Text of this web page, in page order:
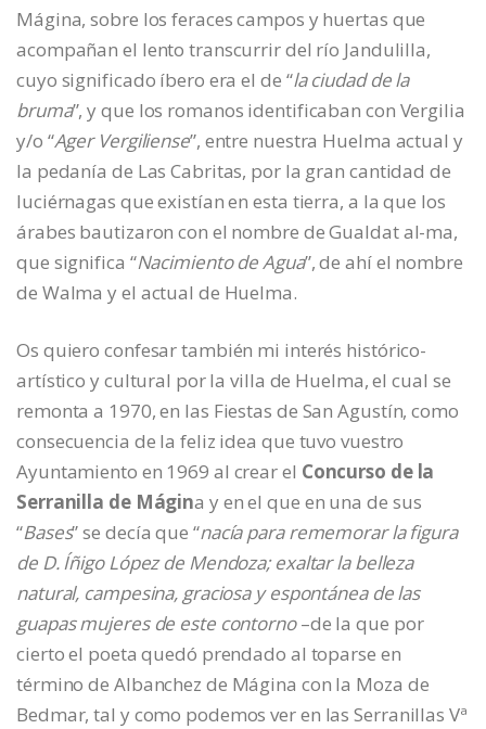
Mágina, sobre los feraces campos y huertas que
acompañan el lento transcurrir del río Jandulilla,
cuyo significado íbero era el de “la ciudad de la
bruma”, y que los romanos identificaban con Vergilia
y/o “Ager Vergiliense”, entre nuestra Huelma actual y
la pedanía de Las Cabritas, por la gran cantidad de
luciérnagas que existían en esta tierra, a la que los
árabes bautizaron con el nombre de Gualdat al-ma,
que significa “Nacimiento de Agua”, de ahí el nombre
de Walma y el actual de Huelma.
Os quiero confesar también mi interés histórico-
artístico y cultural por la villa de Huelma, el cual se
remonta a 1970, en las Fiestas de San Agustín, como
consecuencia de la feliz idea que tuvo vuestro
Ayuntamiento en 1969 al crear el Concurso de la
Serranilla de Mágina y en el que en una de sus
“Bases” se decía que “nacía para rememorar la figura
de D. Íñigo López de Mendoza; exaltar la belleza
natural, campesina, graciosa y espontánea de las
guapas mujeres de este contorno–de la que por
cierto el poeta quedó prendado al toparse en
término de Albanchez de Mágina con la Moza de
Bedmar, tal y como podemos ver en las Serranillas Vª